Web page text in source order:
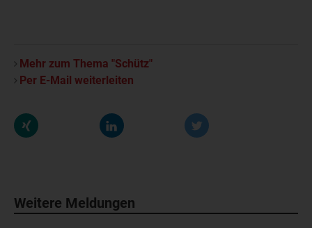
Mehr zum Thema "Schütz"
Per E-Mail weiterleiten
Weitere Meldungen